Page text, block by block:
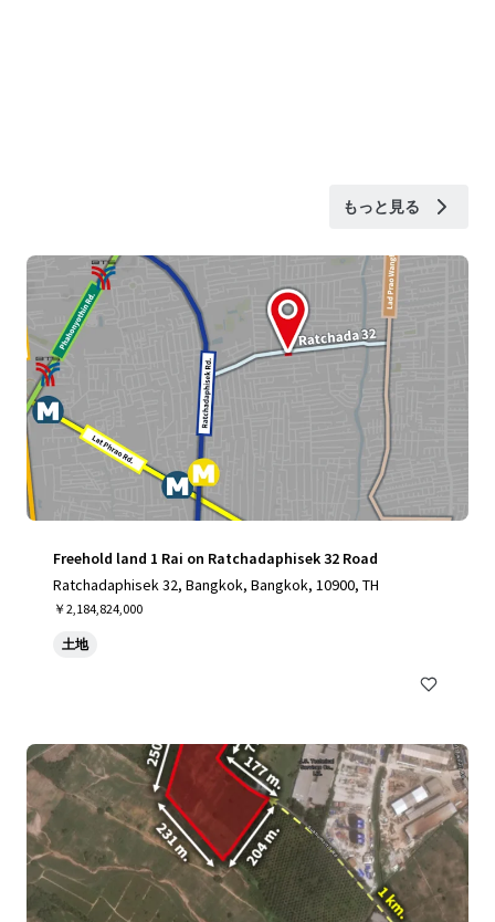
もっと見る
Freehold land 1 Rai on Ratchadaphisek 32 Road
Ratchadaphisek 32, Bangkok, Bangkok, 10900, TH
￥2,184,824,000
土地